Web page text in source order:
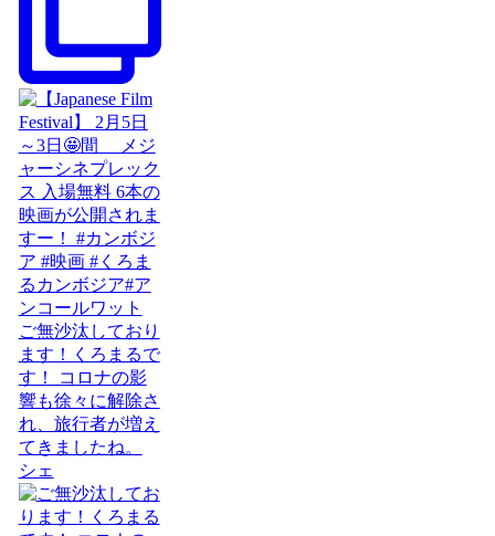
ご無沙汰しており
ます！くろまるで
す！ コロナの影
響も徐々に解除さ
れ、旅行者が増え
てきましたね。
シェ